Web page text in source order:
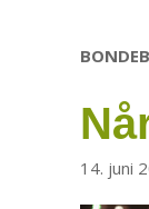
14. juni